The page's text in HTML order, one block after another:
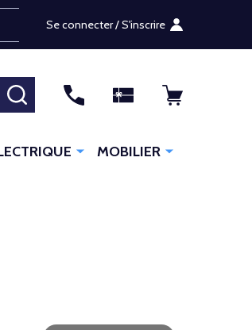
Se connecter / S'inscrire
RECHERCHER
MOBILIER